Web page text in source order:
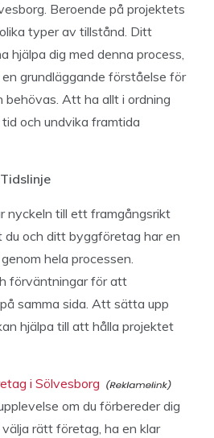
Beroende på projektets
typer av tillstånd. Ditt
hjälpa dig med denna process,
grundläggande förståelse för
behövas. Att ha allt i ordning
och undvika framtida
nyckeln till ett framgångsrikt
du och ditt byggföretag har en
hela processen.
förväntningar för att
samma sida. Att sätta upp
hjälpa till att hålla projektet
i Sölvesborg
om du förbereder dig
rätt företag, ha en klar